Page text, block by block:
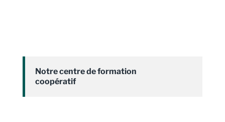
Notre centre de formation
coopératif